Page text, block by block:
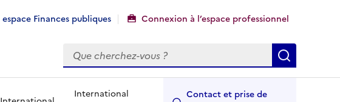
Finances publiques Connexion à l’espace professionnel
Rechercher
International
Contact et prise de